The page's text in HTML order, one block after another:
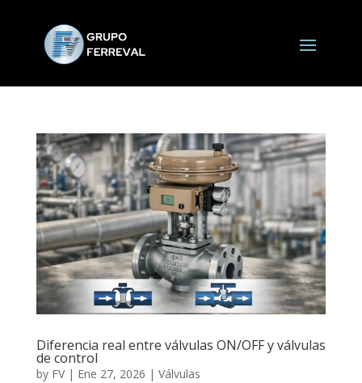
Diferencia real entre válvulas ON/OFF y válvulas
de control
by FV| Ene 27, 2026 | Válvulas